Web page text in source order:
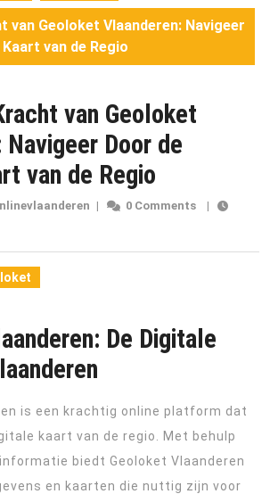
van Geoloket Vlaanderen: Navigeer
van de Regio
van Geoloket
Door de
van de Regio
onlinevlaanderen
| 0 Comments
|
De Digitale
is een krachtig online platform dat
kaart van de regio. Met behulp
biedt Geoloket Vlaanderen
en kaarten die nuttig zijn voor